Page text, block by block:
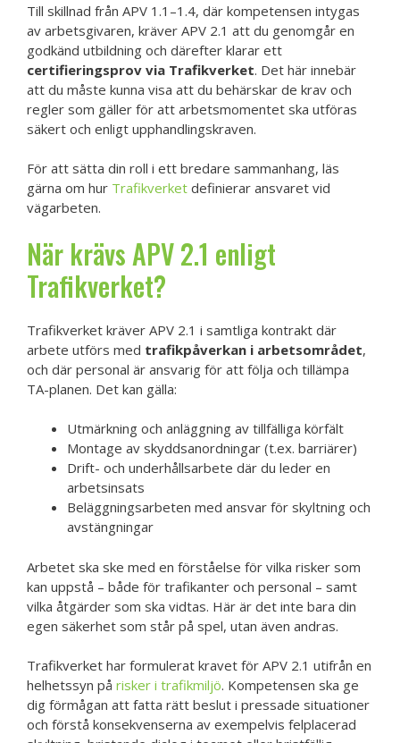
Till skillnad från APV 1.1–1.4, där kompetensen intygas
av arbetsgivaren, kräver APV 2.1 att du genomgår en
godkänd utbildning och därefter klarar ett
certifieringsprov via Trafikverket. Det här innebär
att du måste kunna visa att du behärskar de krav och
regler som gäller för att arbetsmomentet ska utföras
säkert och enligt upphandlingskraven.
För att sätta din roll i ett bredare sammanhang, läs
gärna om hur Trafikverket definierar ansvaret vid
vägarbeten.
När krävs APV 2.1 enligt
Trafikverket?
Trafikverket kräver APV 2.1 i samtliga kontrakt där
arbete utförs med trafikpåverkan i arbetsområdet,
och där personal är ansvarig för att följa och tillämpa
TA-planen. Det kan gälla:
Utmärkning och anläggning av tillfälliga körfält
Montage av skyddsanordningar (t.ex. barriärer)
Drift- och underhållsarbete där du leder en
arbetsinsats
Beläggningsarbeten med ansvar för skyltning och
avstängningar
Arbetet ska ske med en förståelse för vilka risker som
kan uppstå – både för trafikanter och personal – samt
vilka åtgärder som ska vidtas. Här är det inte bara din
egen säkerhet som står på spel, utan även andras.
Trafikverket har formulerat kravet för APV 2.1 utifrån en
helhetssyn på risker i trafikmiljö. Kompetensen ska ge
dig förmågan att fatta rätt beslut i pressade situationer
och förstå konsekvenserna av exempelvis felplacerad